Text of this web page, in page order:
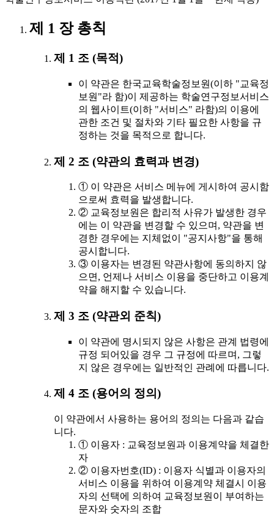
제 1 장 총칙
제 1 조 (목적)
이 약관은 한국교육학술정보원(이하 "교육정
보원"라 함)이 제공하는 학술연구정보서비스
의 웹사이트(이하 "서비스" 라함)의 이용에
관한 조건 및 절차와 기타 필요한 사항을 규
정하는 것을 목적으로 합니다.
제 2 조 (약관의 효력과 변경)
① 이 약관은 서비스 메뉴에 게시하여 공시함
으로써 효력을 발생합니다.
② 교육정보원은 합리적 사유가 발생한 경우
에는 이 약관을 변경할 수 있으며, 약관을 변
경한 경우에는 지체없이 "공지사항"을 통해
공시합니다.
③ 이용자는 변경된 약관사항에 동의하지 않
으면, 언제나 서비스 이용을 중단하고 이용계
약을 해지할 수 있습니다.
제 3 조 (약관외 준칙)
이 약관에 명시되지 않은 사항은 관계 법령에
규정 되어있을 경우 그 규정에 따르며, 그렇
지 않은 경우에는 일반적인 관례에 따릅니다.
제 4 조 (용어의 정의)
이 약관에서 사용하는 용어의 정의는 다음과 같습
니다.
① 이용자 : 교육정보원과 이용계약을 체결한
자
② 이용자번호(ID) : 이용자 식별과 이용자의
서비스 이용을 위하여 이용계약 체결시 이용
자의 선택에 의하여 교육정보원이 부여하는
문자와 숫자의 조합